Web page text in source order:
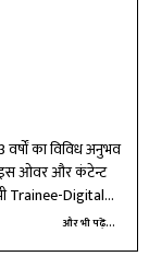
वर्षों का विविध अनुभव
ओवर और कंटेन्ट
Trainee-Digital
और भी पढ़ें...